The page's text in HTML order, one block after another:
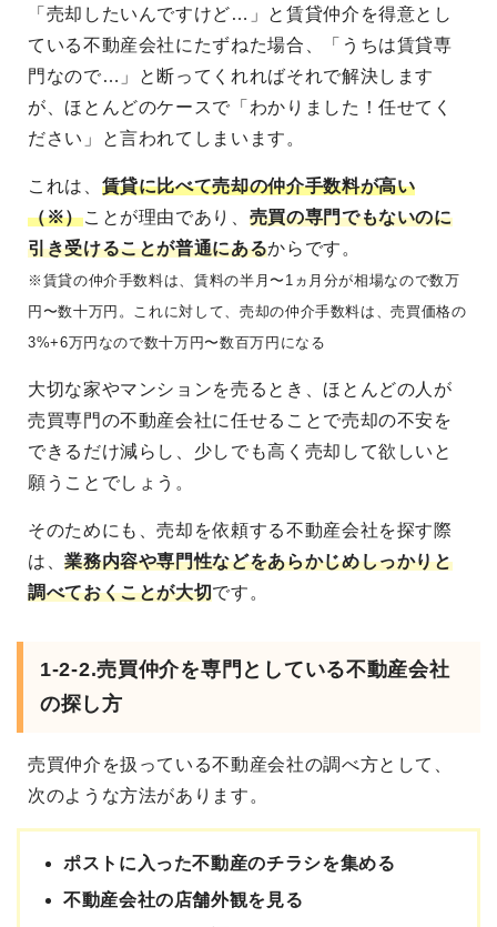
「売却したいんですけど…」と賃貸仲介を得意とし
ている不動産会社にたずねた場合、「うちは賃貸専
門なので…」と断ってくれればそれで解決します
が、ほとんどのケースで「わかりました！任せてく
ださい」と言われてしまいます。
これは、 賃貸に比べて売却の仲介手数料が高い
（※）ことが理由であり、 売買の専門でもないのに
引き受けることが普通にあるからです。
※賃貸の仲介手数料は、賃料の半月〜1ヵ月分が相場なので数万
円〜数十万円。これに対して、売却の仲介手数料は、売買価格の
3%+6万円なので数十万円〜数百万円になる
大切な家やマンションを売るとき、ほとんどの人が
売買専門の不動産会社に任せることで売却の不安を
できるだけ減らし、少しでも高く売却して欲しいと
願うことでしょう。
そのためにも、売却を依頼する不動産会社を探す際
は、業務内容や専門性などをあらかじめしっかりと
調べておくことが大切です。
1-2-2.売買仲介を専門としている不動産会社
の探し方
売買仲介を扱っている不動産会社の調べ方として、
次のような方法があります。
ポストに入った不動産のチラシを集める
不動産会社の店舗外観を見る